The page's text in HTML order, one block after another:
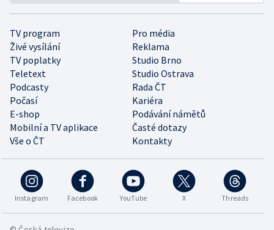
TV program
Pro média
Živé vysílání
Reklama
TV poplatky
Studio Brno
Teletext
Studio Ostrava
Podcasty
Rada ČT
Počasí
Kariéra
E-shop
Podávání námětů
Mobilní a TV aplikace
Časté dotazy
Vše o ČT
Kontakty
Instagram Facebook YouTube X Threads